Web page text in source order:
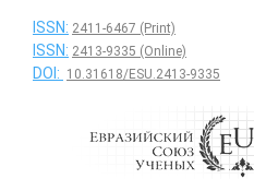
ISSN: 2411-6467 (Print)
ISSN: 2413-9335 (Online)
DOI: 10.31618/ESU.2413-9335